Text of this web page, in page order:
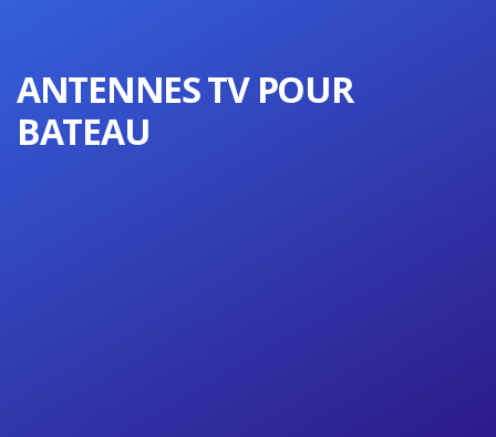
ANTENNES TV POUR
BATEAU